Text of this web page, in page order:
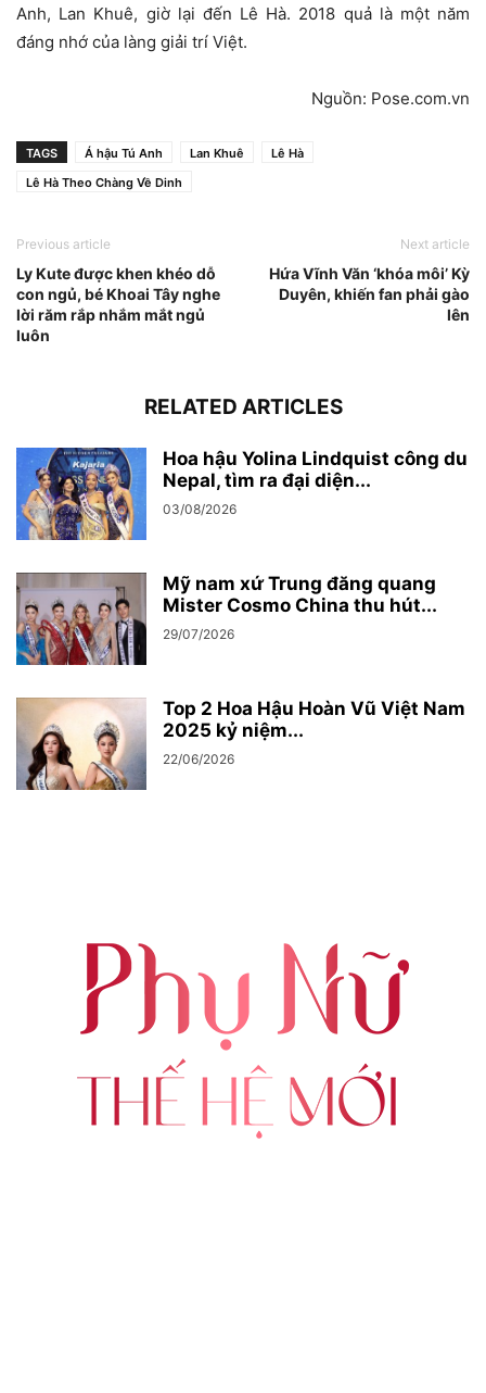
Anh, Lan Khuê, giờ lại đến Lê Hà. 2018 quả là một năm
đáng nhớ của làng giải trí Việt.
Nguồn: Pose.com.vn
TAGS Á hậu Tú Anh Lan Khuê
Lê Hà
Lê Hà Theo Chàng Về Dinh
Previous article
Ly Kute được khen khéo dỗ
con ngủ, bé Khoai Tây nghe
lời răm rắp nhắm mắt ngủ
luôn
Next article
Hứa Vĩnh Văn ‘khóa môi’ Kỳ
Duyên, khiến fan phải gào
lên
RELATED ARTICLES
Hoa hậu Yolina Lindquist công du
Nepal, tìm ra đại diện...
03/08/2026
Mỹ nam xứ Trung đăng quang
Mister Cosmo China thu hút...
29/07/2026
Top 2 Hoa Hậu Hoàn Vũ Việt Nam
2025 kỷ niệm...
22/06/2026